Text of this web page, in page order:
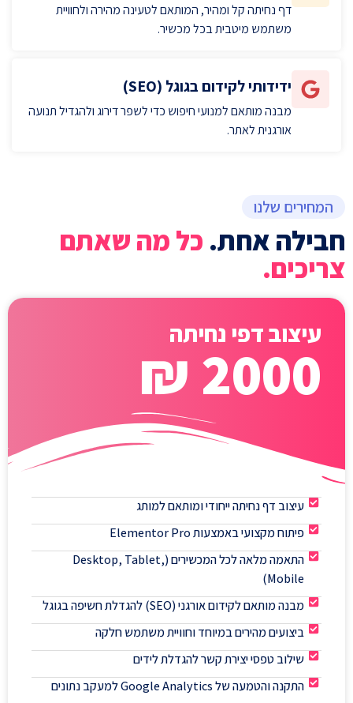
דף נחיתה קל ומהיר, המותאם לטעינה מהירה ולחוויית
משתמש מיטבית בכל מכשיר.
ידידותי לקידום בגוגל (SEO)
מבנה מותאם למנועי חיפוש כדי לשפר דירוג ולהגדיל תנועה
אורגנית לאתר.
המחירים שלנו
חבילה אחת. כל מה שאתם
צריכים.
עיצוב דפי נחיתה
2000 ₪
עיצוב דף נחיתה ייחודי ומותאם למותג
פיתוח מקצועי באמצעות Elementor Pro
התאמה מלאה לכל המכשירים (Desktop, Tablet,
Mobile)
מבנה מותאם לקידום אורגני (SEO) להגדלת חשיפה בגוגל
ביצועים מהירים במיוחד וחוויית משתמש חלקה
שילוב טפסי יצירת קשר להגדלת לידים
התקנה והטמעה של Google Analytics למעקב נתונים